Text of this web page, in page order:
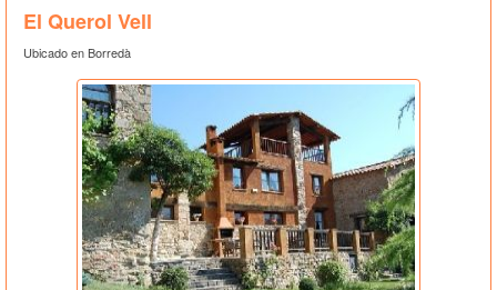
El Querol Vell
Ubicado en Borredà